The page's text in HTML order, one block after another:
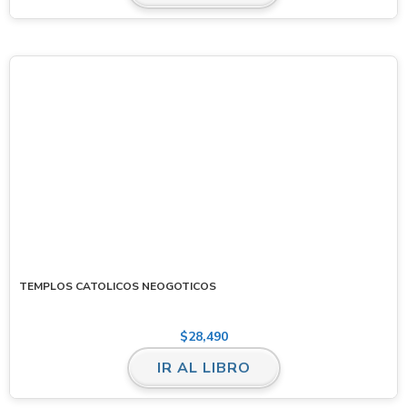
TEMPLOS CATOLICOS NEOGOTICOS
$28,490
IR AL LIBRO